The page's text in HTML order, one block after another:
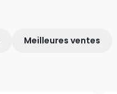
Meilleures ventes